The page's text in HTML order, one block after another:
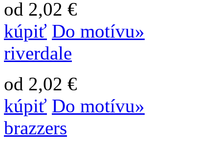
od 2,02 €
kúpiť Do motívu»
riverdale
od 2,02 €
kúpiť Do motívu»
brazzers